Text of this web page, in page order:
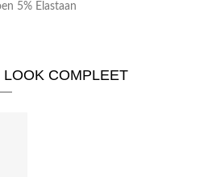
5% Elastaan
LOOK COMPLEET